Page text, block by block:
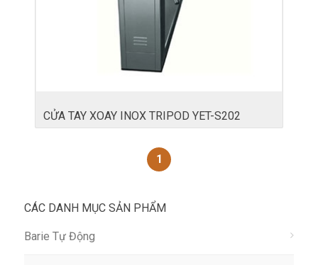
CỬA TAY XOAY INOX TRIPOD YET-S202
1
CÁC DANH MỤC SẢN PHẨM
Barie Tự Động